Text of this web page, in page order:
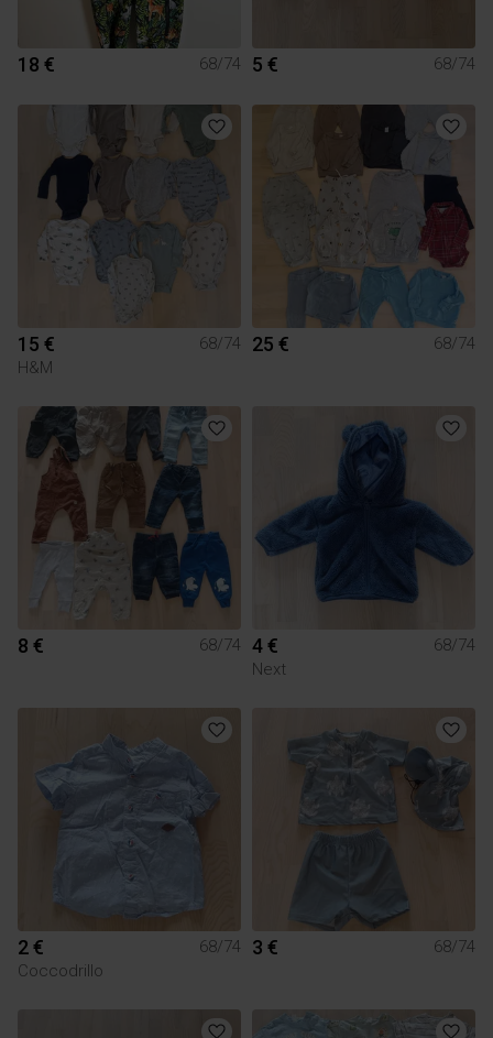
18 € 68/74 5 € 68/74
15 €
68/74
H&M
25 € 68/74
8 € 68/74 4 €
68/74
Next
2 €
68/74
Coccodrillo
3 € 68/74